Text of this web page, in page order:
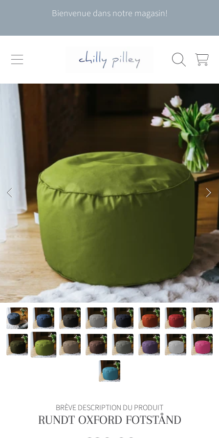
ALLER AU CONTENU
Bienvenue dans notre magasin!
CHARIOT
ALLER AUX INFORMATIONS DU PRODUIT
BRÈVE DESCRIPTION DU PRODUIT
RUNDT OXFORD FOTSTÅND